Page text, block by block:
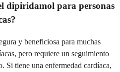
dipiridamol para personas
y beneficiosa para muchas
pero requiere un seguimiento
Si tiene una enfermedad cardíaca,